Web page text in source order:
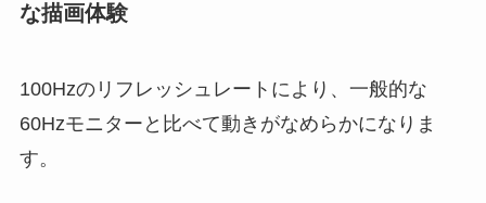
な描画体験
100Hzのリフレッシュレートにより、一般的な
60Hzモニターと比べて動きがなめらかになりま
す。